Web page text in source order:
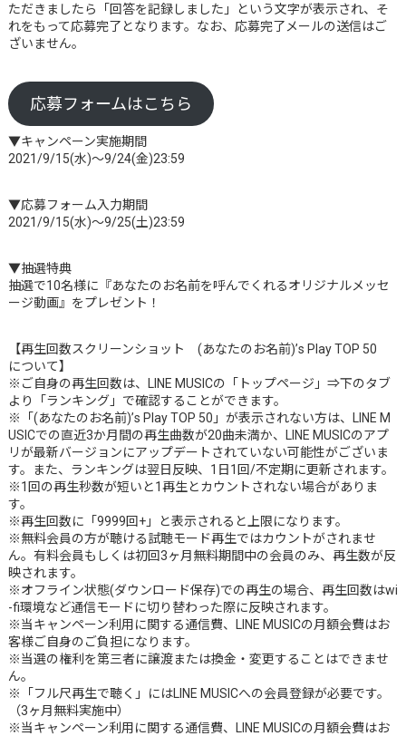
ただきましたら「回答を記録しました」という文字が表示され、そ
れをもって応募完了となります。なお、応募完了メールの送信はご
ざいません。
応募フォームはこちら
▼キャンペーン実施期間
2021/9/15(水)～9/24(金)23:59
▼応募フォーム入力期間
2021/9/15(水)～9/25(土)23:59
▼抽選特典
抽選で10名様に『あなたのお名前を呼んでくれるオリジナルメッセ
ージ動画』をプレゼント！
【再生回数スクリーンショット (あなたのお名前)’s Play TOP 50
について】
※ご自身の再生回数は、LINE MUSICの「トップページ」⇒下のタブ
より「ランキング」で確認することができます。
※「(あなたのお名前)’s Play TOP 50」が表示されない方は、LINE M
USICでの直近3か月間の再生曲数が20曲未満か、LINE MUSICのアプ
リが最新バージョンにアップデートされていない可能性がございま
す。また、ランキングは翌日反映、1日1回/不定期に更新されます。
※1回の再生秒数が短いと1再生とカウントされない場合がありま
す。
※再生回数に「9999回+」と表示されると上限になります。
※無料会員の方が聴ける試聴モード再生ではカウントがされませ
ん。有料会員もしくは初回3ヶ月無料期間中の会員のみ、再生数が反
映されます。
※オフライン状態(ダウンロード保存)での再生の場合、再生回数はwi
-fi環境など通信モードに切り替わった際に反映されます。
※当キャンペーン利用に関する通信費、LINE MUSICの月額会費はお
客様ご自身のご負担になります。
※当選の権利を第三者に譲渡または換金・変更することはできませ
ん。
※「フル尺再生で聴く」にはLINE MUSICへの会員登録が必要です。
（3ヶ月無料実施中）
※当キャンペーン利用に関する通信費、LINE MUSICの月額会費はお